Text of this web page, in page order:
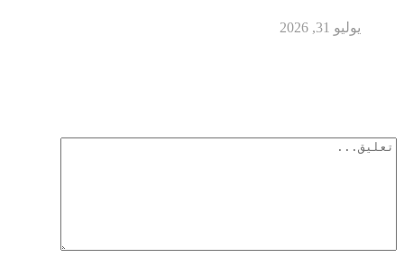
يوليو 31, 2026